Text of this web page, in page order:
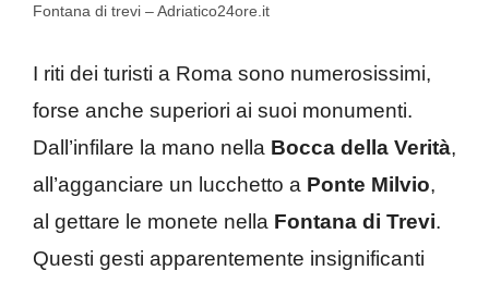
Fontana di trevi – Adriatico24ore.it
I riti dei turisti a Roma sono numerosissimi,
forse anche superiori ai suoi monumenti.
Dall’infilare la mano nella Bocca della Verità,
all’agganciare un lucchetto a Ponte Milvio,
al gettare le monete nella Fontana di Trevi.
Questi gesti apparentemente insignificanti